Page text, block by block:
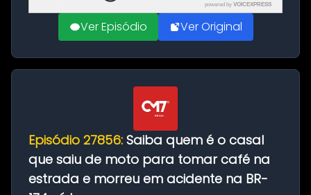
powered by VOICEXPRESS
Ver Episódio Ver Original
Episódio 27856: Saiba quem é o casal
que saiu de moto para tomar café na
estrada e morreu em acidente na BR-